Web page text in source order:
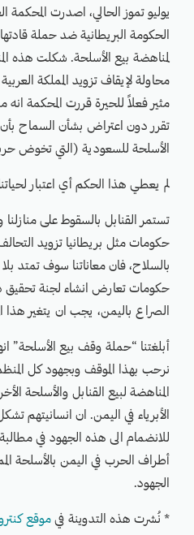
يوليو تموز الحالي، اصدرت المحكمة
الحكومة البريطانية ضد حملة
لمناهضة بيع الأسلحة. شكلت هذه
محاولة لإيقاف تزويد المملكة
مثير فعلاً للحيرة قررت المحكمة
تقرر دون اعتراض بشأن السماح بأن
الأسلحة للسعودية (التي تخوض
لم يعطي هذا الحكم أي اعتبار
تستمر القنابل بالسقوط على
حكومات مثل بريطانيا تزويد
بالسلاح، فان معاناتنا سوف تمتد
حكومات تعارض انشاء لجنة تحقيق
الصراع باليمن، يجب ان يتغير هذا
أبلغتنا “حملة وقف بيع الأسلحة”
نرحب بهذا الموقف وبجهود كل
المناهضة لبيع القنابل والأسلحة
الأبرياء في اليمن. ان انسانيتهم
للانضمام الى هذه الجهود في
أطراف الحرب في اليمن بالأسلحة
الجهود.
* نُشرت هذه التدوينة في موقع